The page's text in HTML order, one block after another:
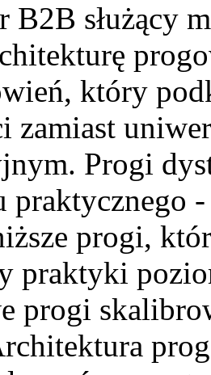
B2B służący
który
zamiast
Progi
praktycznego
progi,
praktyki
progi